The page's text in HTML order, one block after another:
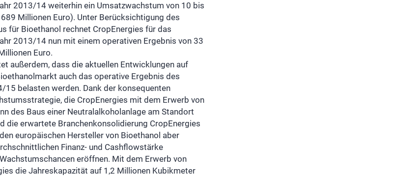
2013/14 weiterhin ein Umsatzwachstum von 10 bis
Millionen Euro). Unter Berücksichtigung des
für Bioethanol rechnet CropEnergies für das
2013/14 nun mit einem operativen Ergebnis von 33
Euro.
außerdem, dass die aktuellen Entwicklungen auf
auch das operative Ergebnis des
15 belasten werden. Dank der konsequenten
die CropEnergies mit dem Erwerb von
des Baus einer Neutralalkoholanlage am Standort
die erwartete Branchenkonsolidierung CropEnergies
europäischen Hersteller von Bioethanol aber
Finanz- und Cashflowstärke
eröffnen. Mit dem Erwerb von
die Jahreskapazität auf 1,2 Millionen Kubikmeter